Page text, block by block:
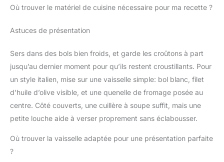
Où trouver le matériel de cuisine nécessaire pour ma recette ?
Astuces de présentation
Sers dans des bols bien froids, et garde les croûtons à part
jusqu’au dernier moment pour qu’ils restent croustillants. Pour
un style italien, mise sur une vaisselle simple: bol blanc, filet
d’huile d’olive visible, et une quenelle de fromage posée au
centre. Côté couverts, une cuillère à soupe suffit, mais une
petite louche aide à verser proprement sans éclabousser.
Où trouver la vaisselle adaptée pour une présentation parfaite
?